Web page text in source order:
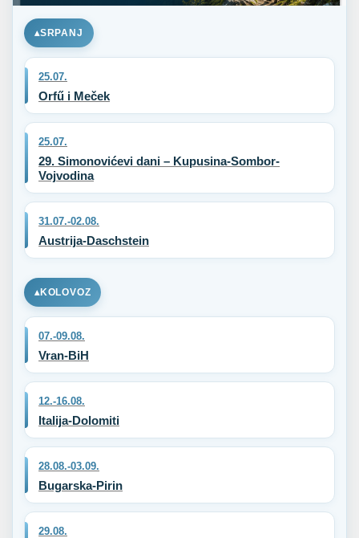
SRPANJ
25.07.
Orfű i Meček
25.07.
29. Simonovićevi dani – Kupusina-Sombor-
Vojvodina
31.07.-02.08.
Austrija-Daschstein
KOLOVOZ
07.-09.08.
Vran-BiH
12.-16.08.
Italija-Dolomiti
28.08.-03.09.
Bugarska-Pirin
29.08.